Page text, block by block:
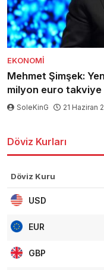
EKONOMI
Mehmet Şimşek:
milyon euro takviye
SoleKinG 21 Haziran
Döviz Kurları
Döviz Kuru
USD
EUR
GBP